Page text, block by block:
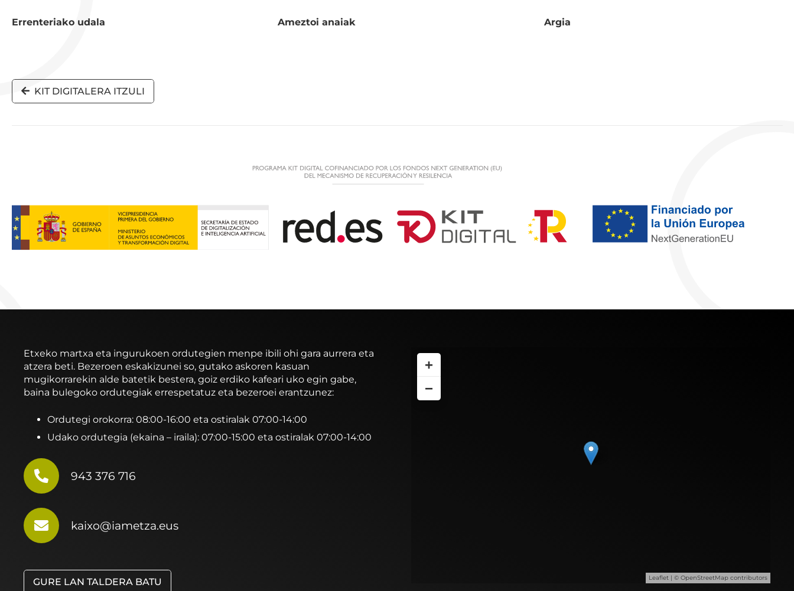
Errenteriako udala Ameztoi anaiak Argia
KIT DIGITALERA ITZULI
Etxeko martxa eta ingurukoen ordutegien menpe ibili ohi gara aurrera eta
atzera beti. Bezeroen eskakizunei so, gutako askoren kasuan
mugikorrarekin alde batetik bestera, goiz erdiko kafeari uko egin gabe,
baina bulegoko ordutegiak errespetatuz eta bezeroei erantzunez:
Ordutegi orokorra: 08:00-16:00 eta ostiralak 07:00-14:00
Udako ordutegia (ekaina – iraila): 07:00-15:00 eta ostiralak 07:00-14:00
943 376 716
kaixo@iametza.eus
GURE LAN TALDERA BATU
+
−
Leaflet | © OpenStreetMap contributors